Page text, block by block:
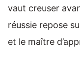
vaut creuser
réussie repose
et le maître